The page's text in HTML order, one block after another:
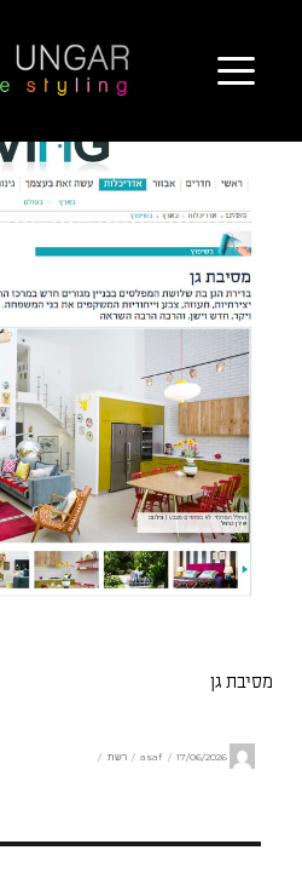
living-architecture/local-renovation/Article-
f96e36663c6af41006.htm
מסיבת גן
asafפורסם 17/06/2026 קטגוריות
רשת